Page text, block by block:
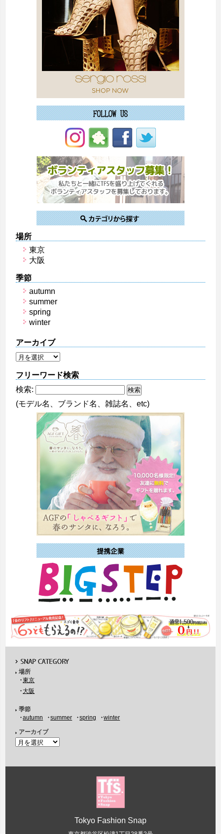
場所
東京
大阪
季節
autumn
summer
spring
winter
アーカイブ
フリーワード検索
検索:
(モデル名、ブランド名、雑誌名、etc)
場所
東京
大阪
季節
autumn
summer spring winter
アーカイブ
Tokyo Fashion Snap